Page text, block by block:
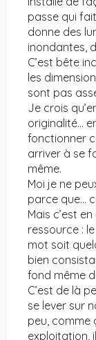
passe qui
donne des
inondantes,
C’est bête
les
sont pas
Je crois
originalité…
fonctionner
arriver à se
même.
Moi je ne
parce que…
Mais c’est
ressource :
mot soit
bien
fond même
C’est de là
se lever sur
peu, comme
exploitation,